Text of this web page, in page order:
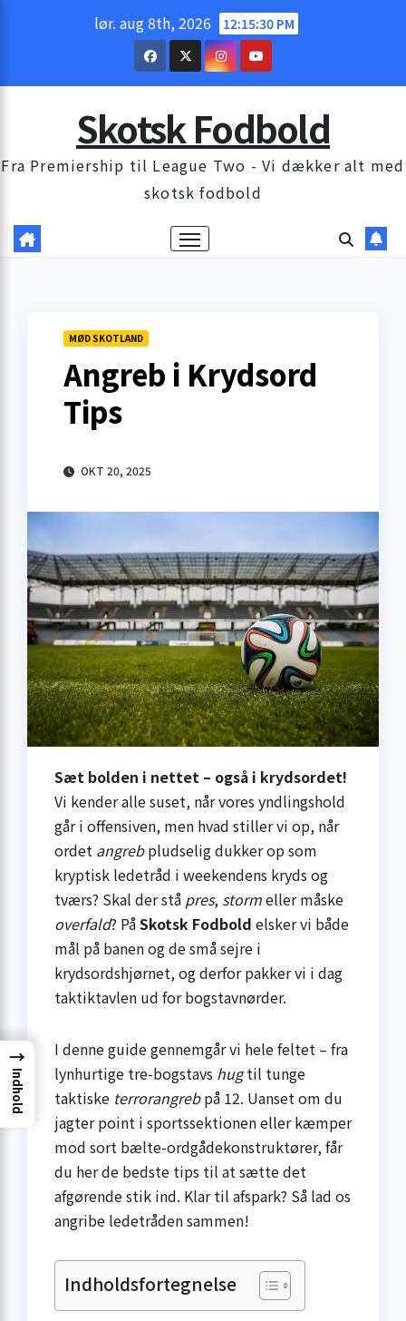
lør. aug 8th, 2026 12:15:31 PM
Skotsk Fodbold
Fra Premiership til League Two - Vi dækker alt med
skotsk fodbold
MØD SKOTLAND
Angreb i Krydsord
Tips
OKT 20, 2025
Sæt bolden i nettet – også i krydsordet!
Vi kender alle suset, når vores yndlingshold
går i offensiven, men hvad stiller vi op, når
ordet angrebpludselig dukker op som
kryptisk ledetråd i weekendens kryds og
tværs? Skal der stå pres, stormeller måske
overfald? PåSkotsk Fodbold elsker vi både
mål på banen og de små sejre i
krydsordshjørnet, og derfor pakker vi i dag
taktiktavlen ud for bogstavnørder.
I denne guide gennemgår vi hele feltet – fra
lynhurtige tre-bogstavs hugtil tunge
taktiske terrorangrebpå 12. Uanset om du
jagter point i sportssektionen eller kæmper
mod sort bælte-ordgådekonstruktører, får
du her de bedste tips til at sætte det
afgørende stik ind. Klar til afspark? Så lad os
angribe ledetråden sammen!
Indholdsfortegnelse
→
Indhold